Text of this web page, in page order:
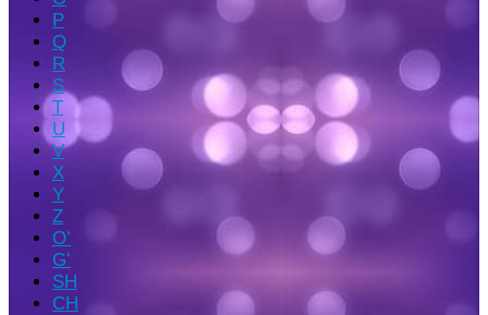
P
Q
R
S
T
U
V
X
Y
Z
Oʻ
Gʻ
SH
CH